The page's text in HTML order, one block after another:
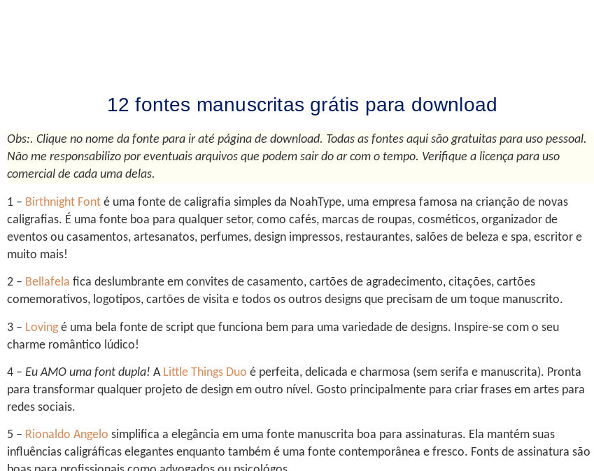
12 fontes manuscritas grátis para download
Obs:. Clique no nome da fonte para ir até página de download. Todas as fontes aqui são gratuitas para uso pessoal.
Não me responsabilizo por eventuais arquivos que podem sair do ar com o tempo. Verifique a licença para uso
comercial de cada uma delas.
1 – Birthnight Font é uma fonte de caligrafia simples da NoahType, uma empresa famosa na crianção de novas
caligrafias. É uma fonte boa para qualquer setor, como cafés, marcas de roupas, cosméticos, organizador de
eventos ou casamentos, artesanatos, perfumes, design impressos, restaurantes, salões de beleza e spa, escritor e
muito mais!
2 – Bellafela fica deslumbrante em convites de casamento, cartões de agradecimento, citações, cartões
comemorativos, logotipos, cartões de visita e todos os outros designs que precisam de um toque manuscrito.
3 – Lovingé uma bela fonte de script que funciona bem para uma variedade de designs. Inspire-se com o seu
charme romântico lúdico!
4 – Eu AMO uma font dupla! A Little Things Duo é perfeita, delicada e charmosa (sem serifa e manuscrita). Pronta
para transformar qualquer projeto de design em outro nível. Gosto principalmente para criar frases em artes para
redes sociais.
5 – Rionaldo Angelo simplifica a elegância em uma fonte manuscrita boa para assinaturas. Ela mantém suas
influências caligráficas elegantes enquanto também é uma fonte contemporânea e fresco. Fonts de assinatura são